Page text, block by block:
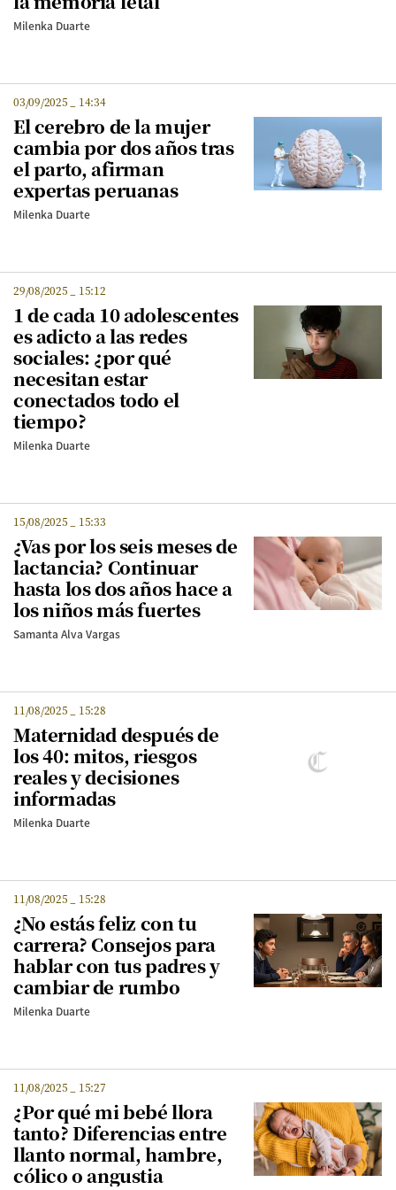
Milenka Duarte
03/09/2025 14:34
El cerebro de la mujer
cambia por dos años tras
el parto, afirman
expertas peruanas
Milenka Duarte
29/08/2025 15:12
1 de cada 10 adolescentes
es adicto a las redes
sociales: ¿por qué
necesitan estar
conectados todo el
tiempo?
Milenka Duarte
15/08/2025 15:33
¿Vas por los seis meses de
lactancia? Continuar
hasta los dos años hace a
los niños más fuertes
Samanta Alva Vargas
11/08/2025 15:28
Maternidad después de
los 40: mitos, riesgos
reales y decisiones
informadas
Milenka Duarte
11/08/2025 15:28
¿No estás feliz con tu
carrera? Consejos para
hablar con tus padres y
cambiar de rumbo
Milenka Duarte
11/08/2025 15:27
¿Por qué mi bebé llora
tanto? Diferencias entre
llanto normal, hambre,
cólico o angustia